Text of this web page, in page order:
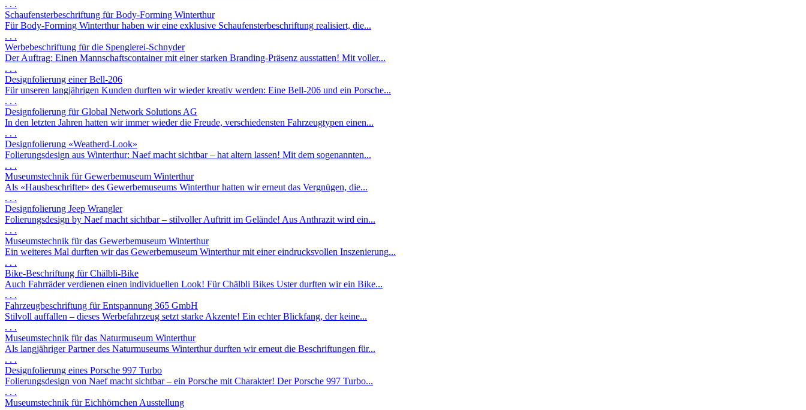
. . .
Schaufensterbeschriftung für Body-Forming Winterthur
Für Body-Forming Winterthur haben wir eine exklusive Schaufensterbeschriftung realisiert, die...
. . .
Werbebeschriftung für die Spenglerei-Schnyder
Der Auftrag: Einen Mannschaftscontainer mit einer starken Branding-Präsenz ausstatten! Mit voller...
. . .
Designfolierung einer Bell-206
Für unseren langjährigen Kunden durften wir wieder kreativ werden: Eine Bell-206 und ein Porsche...
. . .
Designfolierung für Global Network Solutions AG
In den letzten Jahren hatten wir immer wieder die Freude, verschiedensten Fahrzeugtypen einen...
. . .
Designfolierung «Weatherd-Look»
Folierungsdesign aus Winterthur: Naef macht sichtbar – hat altern lassen! Mit dem sogenannten...
. . .
Museumstechnik für Gewerbemuseum Winterthur
Als «Hausbeschrifter» des Gewerbemuseums Winterthur hatten wir erneut das Vergnügen, die...
. . .
Designfolierung Jeep Wrangler
Folierungsdesign by Naef macht sichtbar – stilvoller Auftritt im Gelände! Aus Anthrazit wird ein...
. . .
Museumstechnik für das Gewerbemuseum Winterthur
Ein weiteres Mal durften wir das Gewerbemuseum Winterthur mit einer eindrucksvollen Inszenierung...
. . .
Bike-Beschriftung für Chälbli-Bike
Auch Fahrräder verdienen einen individuellen Look! Für Chälbli Bikes Uster durften wir ein Bike...
. . .
Fahrzeugbeschriftung für Entspannung 365 GmbH
Stilvoll auffallen – dieses Werbefahrzeug setzt starke Akzente! Ein echter Blickfang, der keine...
. . .
Museumstechnik für das Naturmuseum Winterthur
Als langjähriger Partner des Naturmuseums Winterthur durften wir erneut die Beschriftungen für...
. . .
Designfolierung eines Porsche 997 Turbo
Folierungsdesign von Naef macht sichtbar – ein Porsche mit Charakter! Der Porsche 997 Turbo...
. . .
Museumstechnik für Eichhörnchen Ausstellung